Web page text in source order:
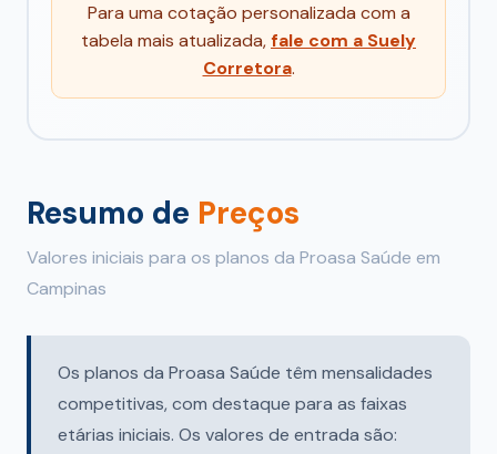
Para uma cotação personalizada com a
tabela mais atualizada,fale com a Suely
Corretora.
Resumo de Preços
Valores iniciais para os planos da Proasa Saúde em
Campinas
Os planos da Proasa Saúde têm mensalidades
competitivas, com destaque para as faixas
etárias iniciais. Os valores de entrada são: